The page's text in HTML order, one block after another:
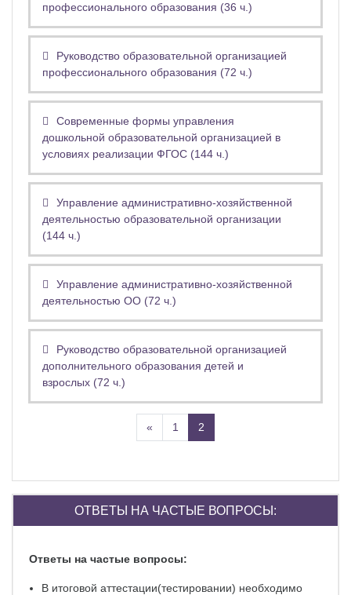
профессионального образования (36 ч.)
Руководство образовательной организацией
профессионального образования (72 ч.)
Современные формы управления
дошкольной образовательной организацией в
условиях реализации ФГОС (144 ч.)
Управление административно-хозяйственной
деятельностью образовательной организации
(144 ч.)
Управление административно-хозяйственной
деятельностью ОО (72 ч.)
Руководство образовательной организацией
дополнительного образования детей и
взрослых (72 ч.)
« Назад
1 2
ОТВЕТЫ НА ЧАСТЫЕ ВОПРОСЫ:
Ответы на частые вопросы:
В итоговой аттестации(тестировании) необходимо